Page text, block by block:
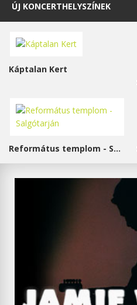
ÚJ KONCERTHELYSZÍNEK
Káptalan Kert
Református templom - Salgótarján